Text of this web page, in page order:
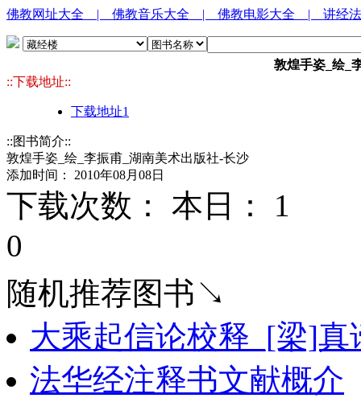
佛教网址大全 | 佛教音乐大全 | 佛教电影大全 | 讲经
敦煌手姿_绘_
::下载地址::
下载地址1
::图书简介::
敦煌手姿_绘_李振甫_湖南美术出版社-长沙
添加时间： 2010年08月08日
下载次数： 本日： 1
0
随机推荐图书↘
大乘起信论校释_[梁]真
法华经注释书文献概介